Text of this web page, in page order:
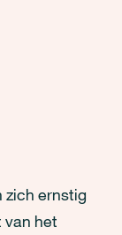
zich ernstig
van het